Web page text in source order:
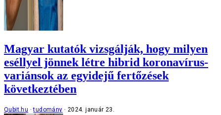
Magyar kutatók vizsgálják, hogy milyen
eséllyel jönnek létre hibrid koronavírus-
variánsok az egyidejű fertőzések
következtében
Qubit.hu tudomány 2024. január 23.